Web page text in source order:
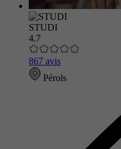
STUDI
4.7
867 avis
Pérols